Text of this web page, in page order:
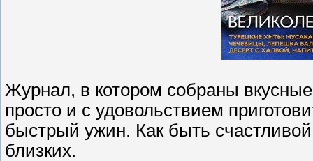
Журнал, в котором собраны
просто и с удовольствием
быстрый ужин. Как быть
близких.